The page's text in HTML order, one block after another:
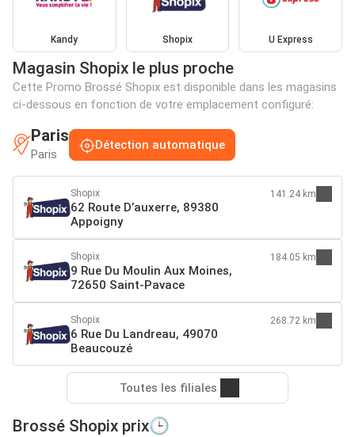
Kandy Shopix U Express
Magasin Shopix le plus proche
Cette Promo Brossé Shopix est disponible dans les magasins
ci-dessous en fonction de votre emplacement configuré:
Paris
Paris
Détection automatique
Shopix
62 Route D’auxerre, 89380
Appoigny
141.24 km
Shopix
9 Rue Du Moulin Aux Moines,
72650 Saint-Pavace
184.05 km
Shopix
6 Rue Du Landreau, 49070
Beaucouzé
268.72 km
Toutes les filiales
Brossé Shopix prix🕒